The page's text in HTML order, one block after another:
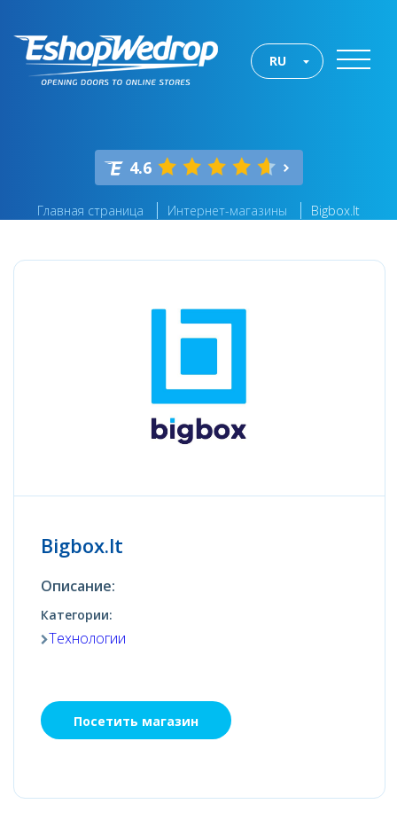
RU
4.6
Главная страница Интернет-магазины Bigbox.lt
Bigbox.lt
Описание:
Категории:
Технологии
Посетить магазин